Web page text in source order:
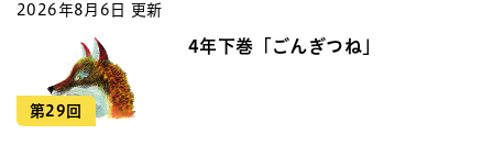
2026年8月6日 更新
第29回
4年下巻「ごんぎつね」